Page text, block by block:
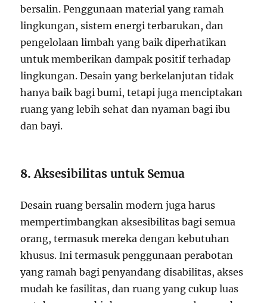
bersalin. Penggunaan material yang ramah
lingkungan, sistem energi terbarukan, dan
pengelolaan limbah yang baik diperhatikan
untuk memberikan dampak positif terhadap
lingkungan. Desain yang berkelanjutan tidak
hanya baik bagi bumi, tetapi juga menciptakan
ruang yang lebih sehat dan nyaman bagi ibu
dan bayi.
8.Aksesibilitas untuk Semua
Desain ruang bersalin modern juga harus
mempertimbangkan aksesibilitas bagi semua
orang, termasuk mereka dengan kebutuhan
khusus. Ini termasuk penggunaan perabotan
yang ramah bagi penyandang disabilitas, akses
mudah ke fasilitas, dan ruang yang cukup luas